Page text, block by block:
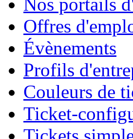
Offres
Évènements
Profils
Couleurs de
Ticket-